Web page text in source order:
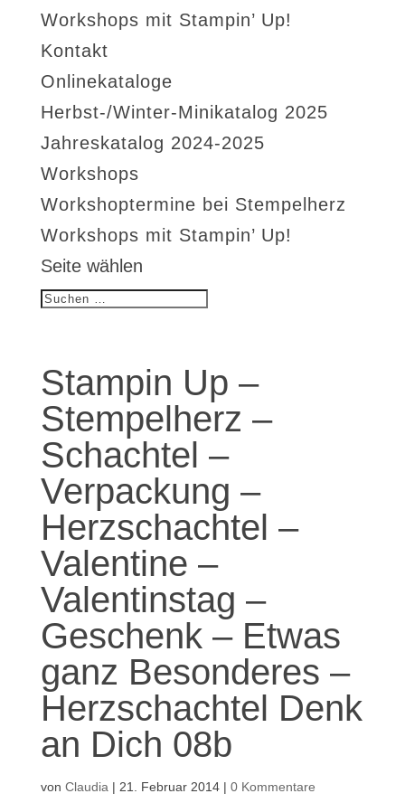
Workshops mit Stampin’ Up!
Kontakt
Onlinekataloge
Herbst-/Winter-Minikatalog 2025
Jahreskatalog 2024-2025
Workshops
Workshoptermine bei Stempelherz
Workshops mit Stampin’ Up!
Seite wählen
Stampin Up –
Stempelherz –
Schachtel –
Verpackung –
Herzschachtel –
Valentine –
Valentinstag –
Geschenk – Etwas
ganz Besonderes –
Herzschachtel Denk
an Dich 08b
von Claudia | 21. Februar 2014| 0 Kommentare